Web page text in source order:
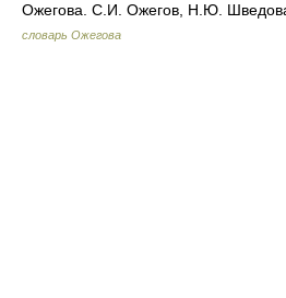
Ожегова. С.И. Ожегов, Н.Ю.
словарь Ожегова